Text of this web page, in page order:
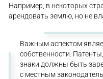
Например, в некоторых
арендовать землю, но не
Важным аспектом
собственности.
знаки должны быть
с местным